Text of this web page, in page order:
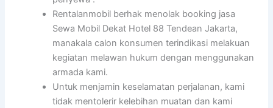
Rentalanmobil berhak menolak booking jasa
Sewa Mobil Dekat Hotel 88 Tendean Jakarta,
manakala calon konsumen terindikasi melakuan
kegiatan melawan hukum dengan menggunakan
armada kami.
Untuk menjamin keselamatan perjalanan, kami
tidak mentolerir kelebihan muatan dan kami